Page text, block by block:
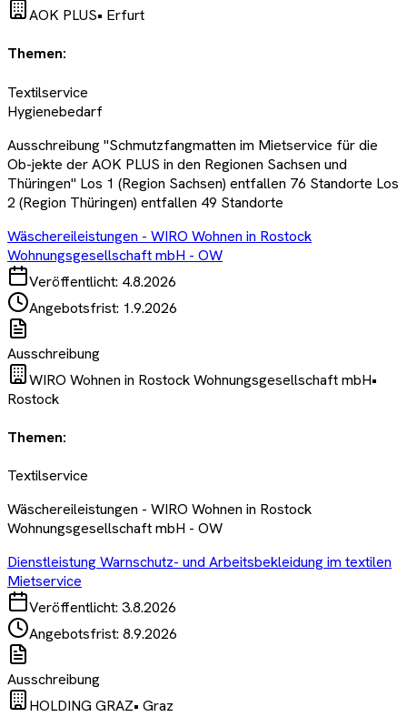
AOK PLUS• Erfurt
Themen:
Textilservice
Hygienebedarf
Ausschreibung "Schmutzfangmatten im Mietservice für die
Ob-jekte der AOK PLUS in den Regionen Sachsen und
Thüringen" Los 1 (Region Sachsen) entfallen 76 Standorte Los
2 (Region Thüringen) entfallen 49 Standorte
Wäschereileistungen - WIRO Wohnen in Rostock
Wohnungsgesellschaft mbH - OW
Veröffentlicht: 4.8.2026
Angebotsfrist: 1.9.2026
Ausschreibung
WIRO Wohnen in Rostock Wohnungsgesellschaft mbH•
Rostock
Themen:
Textilservice
Wäschereileistungen - WIRO Wohnen in Rostock
Wohnungsgesellschaft mbH - OW
Dienstleistung Warnschutz- und Arbeitsbekleidung im textilen
Mietservice
Veröffentlicht: 3.8.2026
Angebotsfrist: 8.9.2026
Ausschreibung
HOLDING GRAZ• Graz